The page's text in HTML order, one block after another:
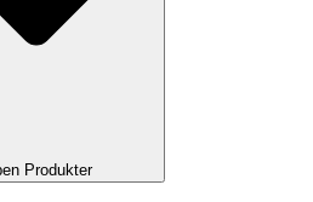
Produkter